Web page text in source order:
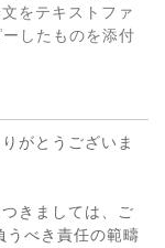
をテキストファ
したものを添付
がとうございま
きましては、ご
うべき責任の範疇